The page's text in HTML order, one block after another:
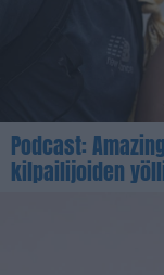
Podcast:
kilpailijoiden